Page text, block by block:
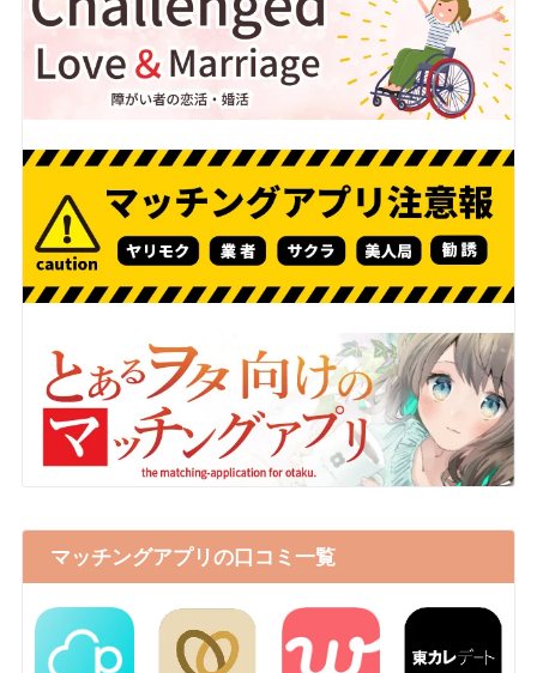
マッチングアプリの口コミ一覧